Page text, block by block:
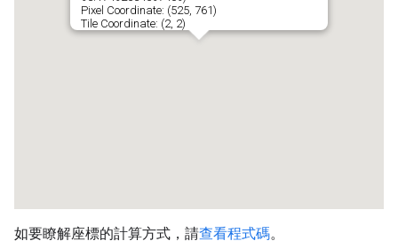
如要瞭解座標的計算方式，請查看程式碼。